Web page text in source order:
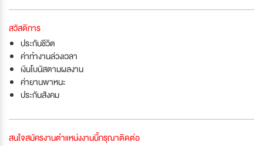
สวัสดิการ
ประกันชีวิต
ค่าทำงานล่วงเวลา
เงินโบนัสตามผลงาน
ค่ายานพาหนะ
ประกันสังคม
สนใจสมัครงานตำแหน่งงานนี้กรุณาติดต่อ